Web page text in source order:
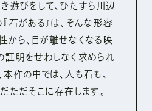
遊びをして、ひたすら川辺
石がある』は、そんな形容
から、目が離せなくなる映
証明をせわしなく求められ
作の中では、人も石も、
ただそこに存在します。